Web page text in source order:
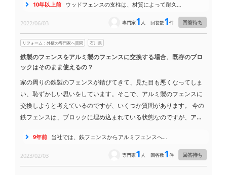
しくする必要があるのか、その辺りも教えてください。
10年以上前 ウッドフェンスの支柱は、材質によって耐久…
2022/06/03 回答待ち
回答数1件
専門家1 人
リフォーム：外構の専門家へ質問 石川県
鉄製のフェンスをアルミ製のフェンスに交換する場合、既存のブロ
ックはそのまま使えるの？
家の周りの鉄製のフェンスが錆びてきて、見た目も悪くなってしま
い、恥ずかしい思いをしています。そこで、アルミ製のフェンスに
交換しようと考えているのですが、いくつか質問があります。 今の
鉄フェンスは、ブロックに埋め込まれている状態なのですが、アル
えば、アルミフェンスを同じ高さにカットして、既存のブロックの
穴を利用して設置するのでしょうか？ それとも、ブロック自体も交
9年前 当社では、鉄フェンスからアルミフェンスへ…
2023/02/03 回答待ち
回答数1件
専門家1 人